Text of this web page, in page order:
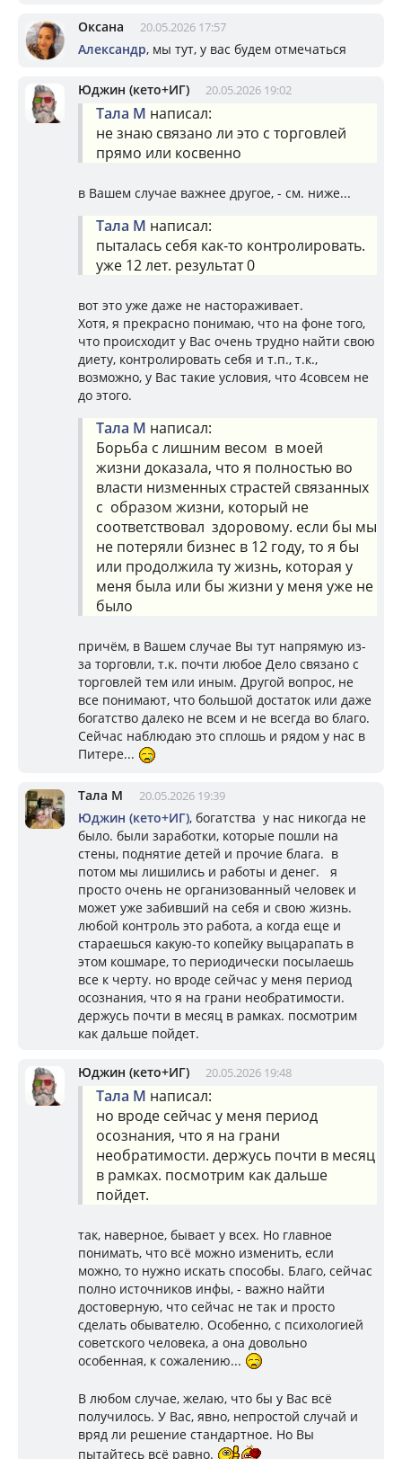
Оксана 20.05.2026 17:57
Александр, мы тут, у вас будем отмечаться
Юджин (кето+ИГ) 20.05.2026 19:02
Тала М написал:
не знаю связано ли это с торговлей
прямо или косвенно
в Вашем случае важнее другое, - см. ниже...
Тала М написал:
пыталась себя как-то контролировать.
уже 12 лет. результат 0
вот это уже даже не настораживает.
Хотя, я прекрасно понимаю, что на фоне того,
что происходит у Вас очень трудно найти свою
диету, контролировать себя и т.п., т.к.,
возможно, у Вас такие условия, что 4совсем не
до этого.
Тала М написал:
Борьба с лишним весом в моей
жизни доказала, что я полностью во
власти низменных страстей связанных
с образом жизни, который не
соответствовал здоровому. если бы мы
не потеряли бизнес в 12 году, то я бы
или продолжила ту жизнь, которая у
меня была или бы жизни у меня уже не
было
причём, в Вашем случае Вы тут напрямую из-
за торговли, т.к. почти любое Дело связано с
торговлей тем или иным. Другой вопрос, не
все понимают, что большой достаток или даже
богатство далеко не всем и не всегда во благо.
Сейчас наблюдаю это сплошь и рядом у нас в
Питере...
Тала М 20.05.2026 19:39
Юджин (кето+ИГ), богатства у нас никогда не
было. были заработки, которые пошли на
стены, поднятие детей и прочие блага. в
потом мы лишились и работы и денег. я
просто очень не организованный человек и
может уже забивший на себя и свою жизнь.
любой контроль это работа, а когда еще и
стараешься какую-то копейку выцарапать в
этом кошмаре, то периодически посылаешь
все к черту. но вроде сейчас у меня период
осознания, что я на грани необратимости.
держусь почти в месяц в рамках. посмотрим
как дальше пойдет.
Юджин (кето+ИГ) 20.05.2026 19:48
Тала М написал:
но вроде сейчас у меня период
осознания, что я на грани
необратимости. держусь почти в месяц
в рамках. посмотрим как дальше
пойдет.
так, наверное, бывает у всех. Но главное
понимать, что всё можно изменить, если
можно, то нужно искать способы. Благо, сейчас
полно источников инфы, - важно найти
достоверную, что сейчас не так и просто
сделать обывателю. Особенно, с психологией
советского человека, а она довольно
особенная, к сожалению...
В любом случае, желаю, что бы у Вас всё
получилось. У Вас, явно, непростой случай и
вряд ли решение стандартное. Но Вы
пытайтесь всё равно.